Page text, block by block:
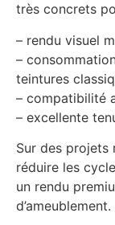
très concrets
– rendu visuel
–
teintures
– compatibilité
– excellente
Sur des projets
réduire les
un rendu
d’ameublement.